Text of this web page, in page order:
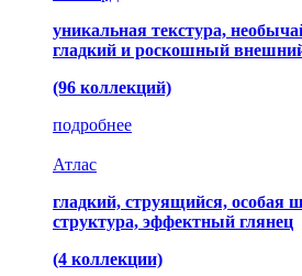
уникальная текстура,
гладкий и роскошный
(96 коллекций)
подробнее
Атлас
гладкий, струящийся, особая
структура, эффектный глянец
(4 коллекции)